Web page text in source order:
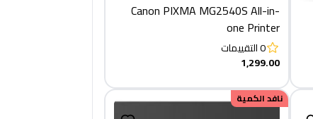
Canon PIXMA MG2540S All-in-
one Printer
0التقييمات
1,299.00
نافد الكمية